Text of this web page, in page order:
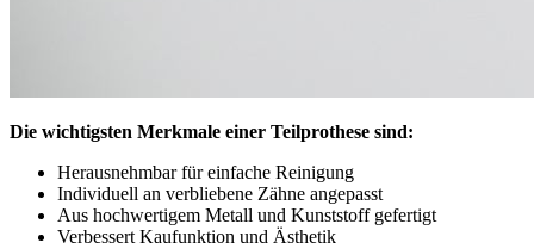
Die wichtigsten Merkmale einer Teilprothese sind:
Herausnehmbar für einfache Reinigung
Individuell an verbliebene Zähne angepasst
Aus hochwertigem Metall und Kunststoff gefertigt
Verbessert Kaufunktion und Ästhetik